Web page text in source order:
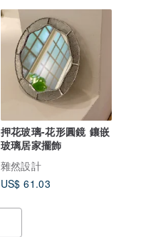
押花玻璃-花形圓鏡 鑲嵌
玻璃居家擺飾
雜然設計
US$ 61.03